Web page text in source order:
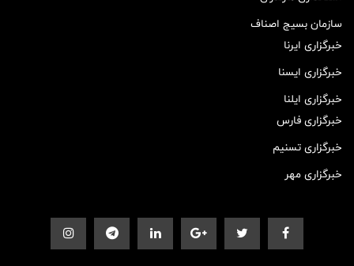
سازمان بسیج اصناف
خبرگزاری ایرنا
خبرگزاری ایسنا
خبرگزاری ایلنا
خبرگزاری فارس
خبرگزاری تسنیم
خبرگزاری مهر